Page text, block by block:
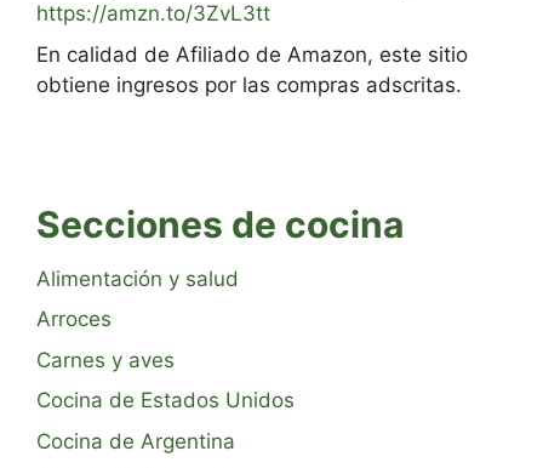
https://amzn.to/3ZvL3tt
En calidad de Afiliado de Amazon, este sitio
obtiene ingresos por las compras adscritas.
Secciones de cocina
Alimentación y salud
Arroces
Carnes y aves
Cocina de Estados Unidos
Cocina de Argentina